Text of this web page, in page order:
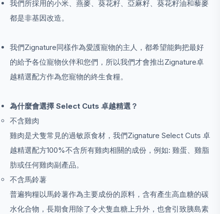
我們所採用的小米、燕麥、葵花籽、亞麻籽、葵花籽油和藜麥
都是非基因改造。
我們Zignature同樣作為愛護寵物的主人，都希望能夠把最好
的給予各位寵物伙伴和您們，所以我們才會推出Zignature卓
越精選配方作為您寵物的終生食糧。
為什麼會選擇 Select Cuts 卓越精選？
不含雞肉
雞肉是犬隻常見的過敏原食材，我們Zignature Select Cuts 卓
越精選配方100%不含所有雞肉相關的成份，例如: 雞蛋、雞脂
肪或任何雞肉副產品。
不含馬鈴薯
普遍狗糧以馬鈴薯作為主要成份的原料，含有產生高血糖的碳
水化合物，長期食用除了令犬隻血糖上升外，也會引致胰島素